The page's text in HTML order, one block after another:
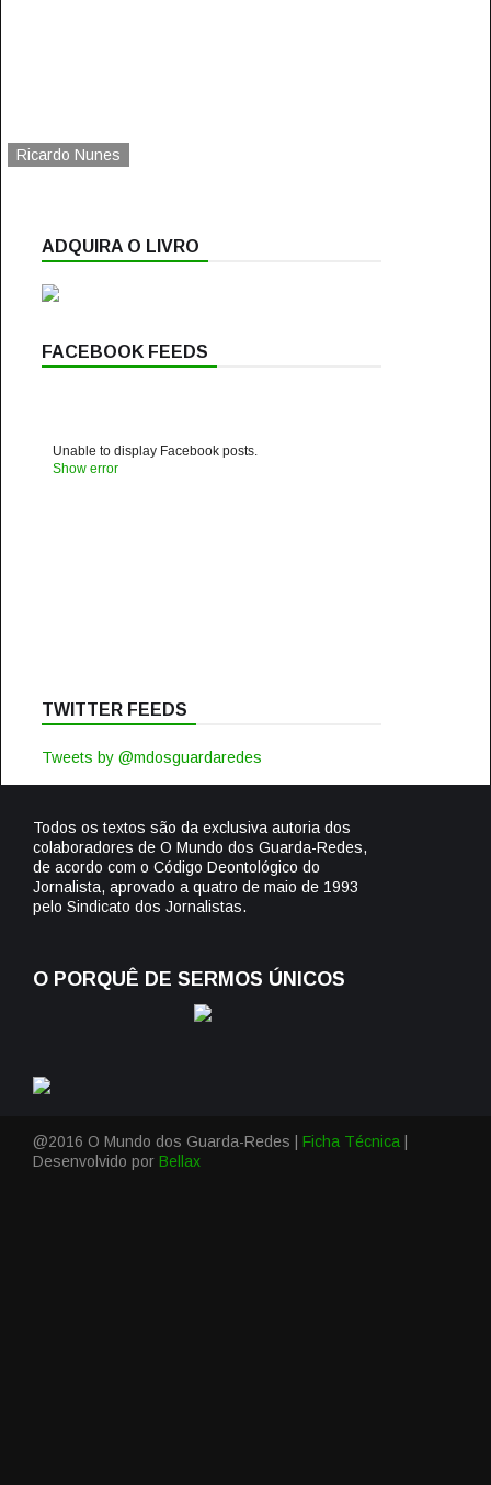
Ricardo Nunes
ADQUIRA O LIVRO
FACEBOOK FEEDS
Unable to display Facebook posts.
Show error
TWITTER FEEDS
Tweets by @mdosguardaredes
Todos os textos são da exclusiva autoria dos
colaboradores de O Mundo dos Guarda-Redes,
de acordo com o Código Deontológico do
Jornalista, aprovado a quatro de maio de 1993
pelo Sindicato dos Jornalistas.
O PORQUÊ DE SERMOS ÚNICOS
@2016 O Mundo dos Guarda-Redes | Ficha Técnica
Desenvolvido por Bellax